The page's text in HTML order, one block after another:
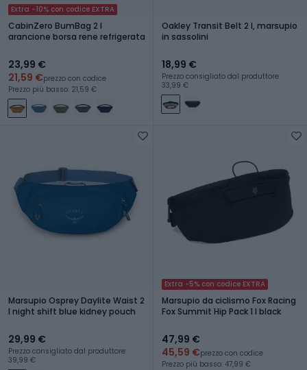
Extra -10% con codice EXTRA
CabinZero BumBag 2 l
arancione borsa rene refrigerata
23,99 €
21,59 €prezzo con codice
Prezzo più basso: 21,59 €
Oakley Transit Belt 2 l, marsupio
in sassolini
18,99 €
Prezzo consigliato dal produttore:
33,99 €
Marsupio Osprey Daylite Waist 2
l night shift blue kidney pouch
29,99 €
Prezzo consigliato dal produttore:
39,99 €
Extra -5% con codice EXTRA
Marsupio da ciclismo Fox Racing
Fox Summit Hip Pack 1 l black
47,99 €
45,59 €prezzo con codice
Prezzo più basso: 47,99 €